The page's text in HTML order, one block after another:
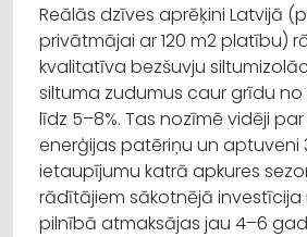
Reālās dzīves aprēķini Latvijā
privātmājai ar 120 m2 platību)
kvalitatīva bezšuvju
siltuma zudumus caur grīdu no
līdz 5–8%. Tas nozīmē vidēji par
enerģijas patēriņu un aptuveni
ietaupījumu katrā apkures
rādītājiem sākotnējā
pilnībā atmaksājas jau 4–6